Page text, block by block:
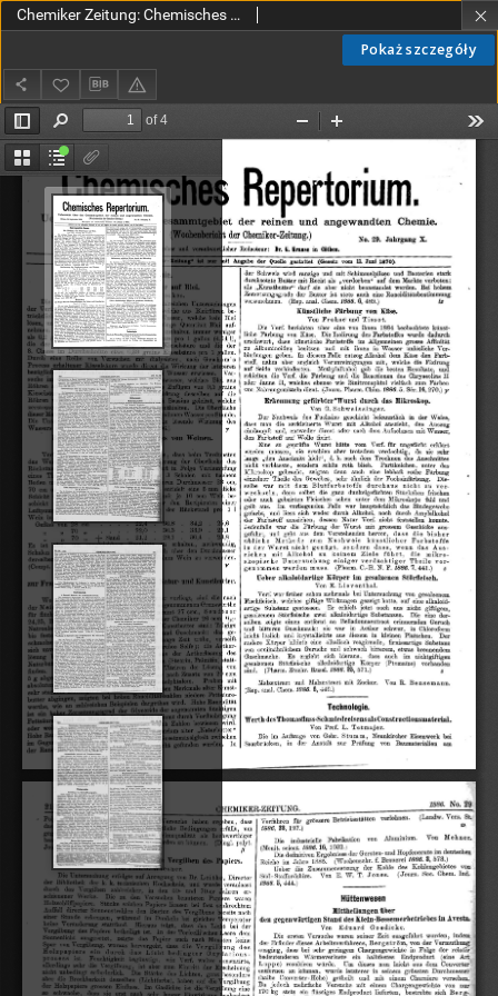
Pokaż szczegóły
Chemiker Zeitung: Chemisches Repertorium Jg. 10 Nr. 29 (1886)